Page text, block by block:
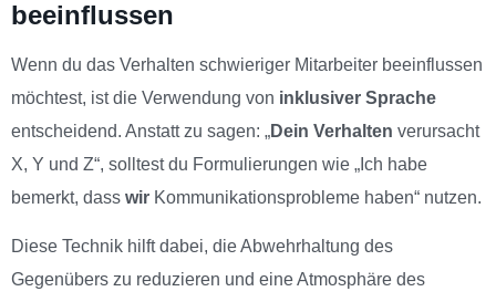
beeinflussen
Wenn du das Verhalten schwieriger Mitarbeiter beeinflussen
möchtest, ist die Verwendung von inklusiver Sprache
entscheidend. Anstatt zu sagen: „Dein Verhalten verursacht
X, Y und Z“, solltest du Formulierungen wie „Ich habe
bemerkt, dass wir Kommunikationsprobleme haben“ nutzen.
Diese Technik hilft dabei, die Abwehrhaltung des
Gegenübers zu reduzieren und eine Atmosphäre des